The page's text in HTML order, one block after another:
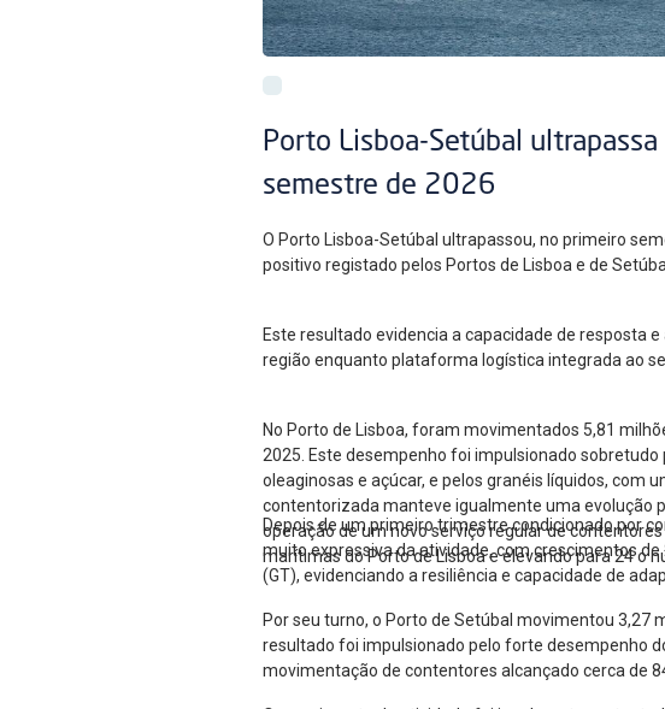
Porto Lisboa-Setúbal
semestre de 2026
O Porto Lisboa-Setúbal ultrapassou, no primeiro
positivo registado pelos Portos de Lisboa e de
Este resultado evidencia a capacidade de resposta
região enquanto plataforma logística integrada ao
No Porto de Lisboa, foram movimentados 5,81
2025. Este desempenho foi impulsionado
oleaginosas e açúcar, e pelos granéis líquidos, com
contentorizada manteve igualmente uma evolução
operação de um novo serviço regular de
marítimas do Porto de Lisboa e elevando para 24 o
Depois de um primeiro trimestre condicionado por
muito expressiva da atividade, com crescimentos
(GT), evidenciando a resiliência e capacidade de
Por seu turno, o Porto de Setúbal movimentou 3,27
resultado foi impulsionado pelo forte desempenho
movimentação de contentores alcançado cerca de